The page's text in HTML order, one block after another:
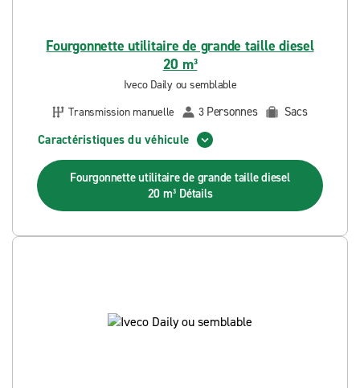
Fourgonnette utilitaire de grande taille diesel
20 m³
Iveco Daily ou semblable
Transmission manuelle
3 Personnes
Sacs
Caractéristiques du véhicule
Fourgonnette utilitaire de grande taille diesel
20 m³ Détails